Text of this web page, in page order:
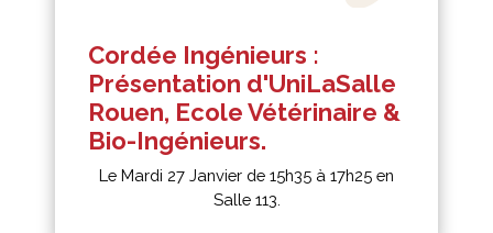
Cordée Ingénieurs :
Présentation d'UniLaSalle
Rouen, Ecole Vétérinaire &
Bio-Ingénieurs.
Le Mardi 27 Janvier de 15h35 à 17h25 en
Salle 113.